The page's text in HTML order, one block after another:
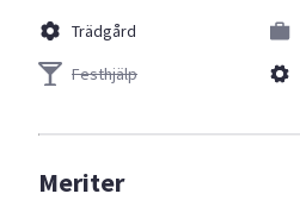
Trädgård
Festhjälp
Meriter